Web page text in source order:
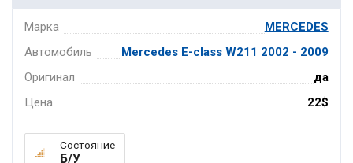
Марка
MERCEDES
Автомобиль
Mercedes E-class W211 2002 - 2009
Оригинал
да
Цена
22$
Состояние
Б/У